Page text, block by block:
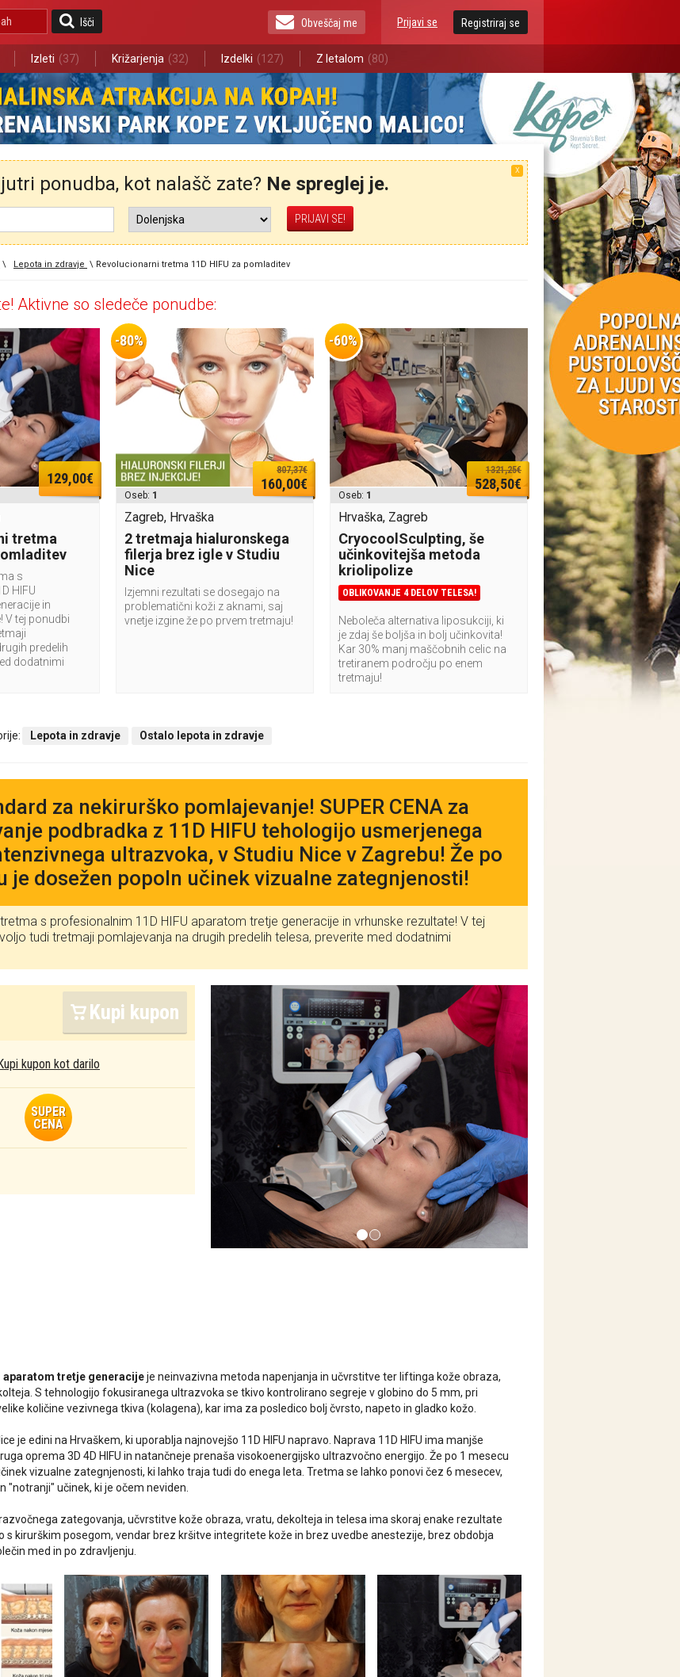
Išči Prijavi se Registriraj se
Obveščaj me
Izleti (37) Križarjenja (32) Izdelki (127) Z letalom (80)
X
ponudba, kot nalašč zate? Ne spreglej je.
\ Lepota in zdravje \ Revolucionarni tretma 11D HIFU za pomladitev
Aktivne so sledeče ponudbe:
129,00€
tretma
s
HIFU
in
V tej ponudbi
predelih
dodatnimi
-80%
807,37€
160,00€
Oseb: 1
Zagreb, Hrvaška
2 tretmaja hialuronskega
filerja brez igle v Studiu
Nice
Izjemni rezultati se dosegajo na
problematični koži z aknami, saj
vnetje izgine že po prvem tretmaju!
-60%
1321,25€
528,50€
Oseb: 1
Hrvaška, Zagreb
CryocoolSculpting, še
učinkovitejša metoda
kriolipolize
OBLIKOVANJE 4 DELOV TELESA!
Neboleča alternativa liposukciji, ki
je zdaj še boljša in bolj učinkovita!
Kar 30% manj maščobnih celic na
tretiranem področju po enem
tretmaju!
Lepota in zdravje Ostalo lepota in zdravje
za nekirurško pomlajevanje! SUPER CENA za
podbradka z 11D HIFU tehologijo usmerjenega
ultrazvoka, v Studiu Nice v Zagrebu! Že po
je dosežen popoln učinek vizualne zategnjenosti!
s profesionalnim 11D HIFU aparatom tretje generacije in vrhunske rezultate! V tej
tudi tretmaji pomlajevanja na drugih predelih telesa, preverite med dodatnimi
Kupi kupon
kupon kot darilo
SUPER
CENA
aparatom tretje generacijeje neinvazivna metoda napenjanja in učvrstitve ter liftinga kože obraza,
S tehnologijo fokusiranega ultrazvoka se tkivo kontrolirano segreje v globino do 5 mm, pri
količine vezivnega tkiva (kolagena), kar ima za posledico bolj čvrsto, napeto in gladko kožo.
je edini na Hrvaškem, ki uporablja najnovejšo 11D HIFU napravo. Naprava 11D HIFU ima manjše
oprema 3D 4D HIFU in natančneje prenaša visokoenergijsko ultrazvočno energijo. Že po 1 mesecu
vizualne zategnjenosti, ki lahko traja tudi do enega leta. Tretma se lahko ponovi čez 6 mesecev,
"notranji" učinek, ki je očem neviden.
zategovanja, učvrstitve kože obraza, vratu, dekolteja in telesa ima skoraj enake rezultate
s kirurškim posegom, vendar brez kršitve integritete kože in brez uvedbe anestezije, brez obdobja
med in po zdravljenju.